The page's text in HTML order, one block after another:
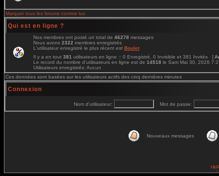
Marquer tous les forums comme lus
Qui est en ligne ?
Nos membres ont posté un total de 46278 messages
Nous avons 2322 membres enregistrés
L'utilisateur enregistré le plus récent est Boulet
Il y a en tout 381 utilisateurs en ligne :: 0 Enregistré, 0 Invisible et 381 Invités [
Le record du nombre d'utilisateurs en ligne est de 14518 le Sam Mai 30, 2026
Utilisateurs enregistrés: Aucun
Ces données sont basées sur les utilisateurs actifs des cinq dernières minutes
Connexion
Nom d'utilisateur: Mot de passe:
Nouveaux messages